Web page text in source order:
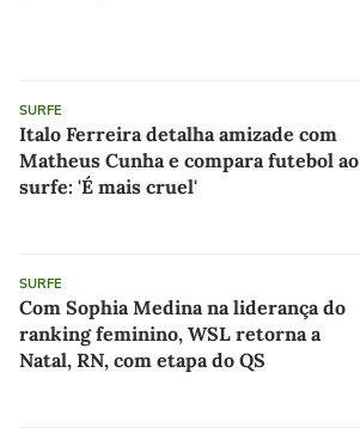
SURFE
Italo Ferreira detalha amizade com
Matheus Cunha e compara futebol ao
surfe: 'É mais cruel'
SURFE
Com Sophia Medina na liderança do
ranking feminino, WSL retorna a
Natal, RN, com etapa do QS